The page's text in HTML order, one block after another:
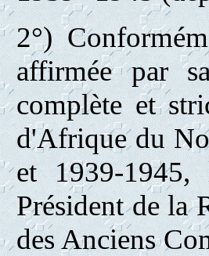
2°)
affirmée par
complète et
d'Afrique du
et 1939-
Président de la
des Anciens